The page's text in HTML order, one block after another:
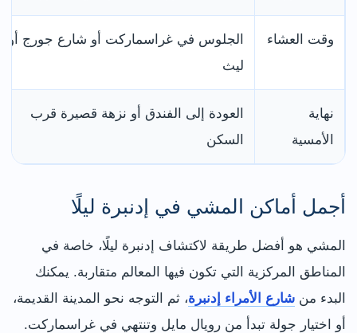
وقت العشاء
الجلوس في غراسماركت أو شارع جورج أو
ليث
نهاية
الأمسية
العودة إلى الفندق أو نزهة قصيرة قرب
السكن
أجمل أماكن المشي في إدنبرة ليلًا
المشي هو أفضل طريقة لاكتشاف إدنبرة ليلًا، خاصة في
المناطق المركزية التي تكون فيها المعالم متقاربة. يمكنك
البدء من شارع الأمراء إدنبرة، ثم التوجه نحو المدينة القديمة،
أو اختيار جولة تبدأ من رويال مايل وتنتهي في غراسماركت.